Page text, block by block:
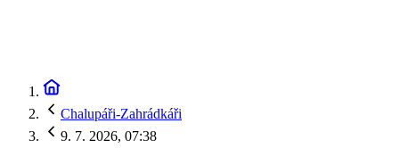
Chalupáři-Zahrádkáři
9. 7. 2026, 07:38